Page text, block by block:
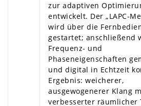
zur adaptiven
entwickelt. Der „LAPC-
wird über die
gestartet; anschließend
Frequenz- und
Phaseneigenschaften
und digital in Echtzeit
Ergebnis: weicherer,
ausgewogenerer Klang
verbesserter räumlicher